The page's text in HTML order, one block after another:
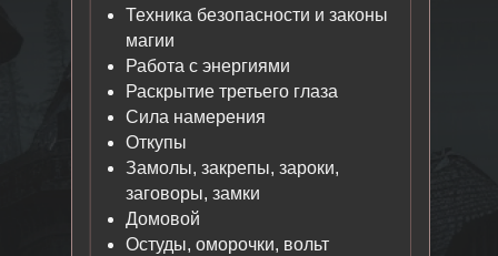
РАБОТА
С ЖИВОЙ ВОДОЙ
9 ШАГ
ДЕМОНОЛОГИЯ
Техника безопасности и законы
магии
Работа с энергиями
Раскрытие третьего глаза
Сила намерения
Откупы
Замолы, закрепы, зароки,
заговоры, замки
Домовой
Остуды, оморочки, вольт